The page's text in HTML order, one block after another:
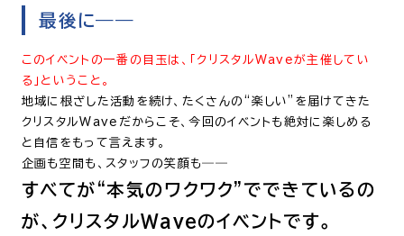
最後に――
このイベントの一番の目玉は、「クリスタルWaveが主催してい
る」ということ。
地域に根ざした活動を続け、たくさんの“楽しい”を届けてきた
クリスタルWaveだからこそ、今回のイベントも絶対に楽しめる
と自信をもって言えます。
企画も空間も、スタッフの笑顔も――
すべてが“本気のワクワク”でできているの
が、クリスタルWaveのイベントです。